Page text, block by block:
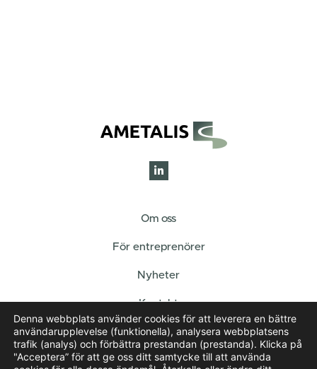
Om oss
För entreprenörer
Nyheter
Kontakt
Hållbarhet
Hållbarhetsprinciper
Denna webbplats använder cookies för att leverera en bättre
användarupplevelse (funktionella), analysera webbplatsens
trafik (analys) och förbättra prestandan (prestanda). Klicka på
"Acceptera” för att ge oss ditt samtycke till att använda